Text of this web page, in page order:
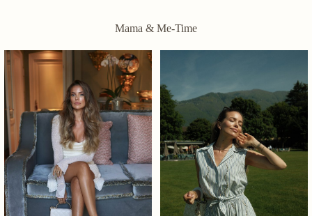
Mama & Me-Time